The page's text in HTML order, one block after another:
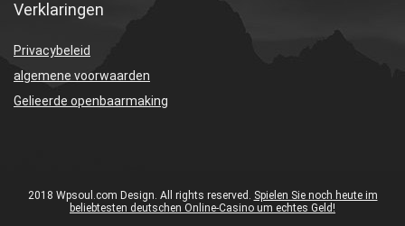
Verklaringen
Privacybeleid
algemene voorwaarden
Gelieerde openbaarmaking
2018 Wpsoul.com Design. All rights reserved. Spielen Sie noch heute im
beliebtesten deutschen Online-Casino um echtes Geld!